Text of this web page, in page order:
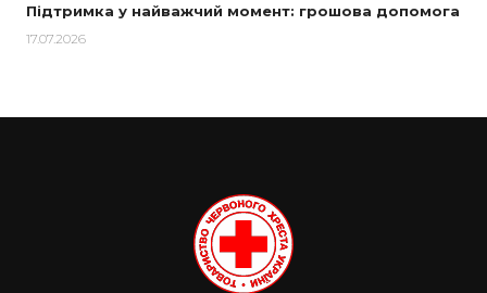
Підтримка у найважчий момент: грошова допомога
17.07.2026